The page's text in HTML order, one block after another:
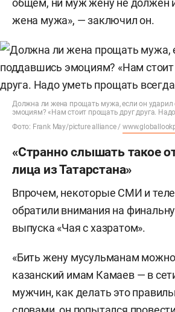
общем, ни муж жену не должен
жена мужа», — заключил он.
Должна ли жена прощать мужа, если он ударил
эмоциям? «Нам стоит прощать друг друга.
Фото: Frank May/picture alliance /
«Странно слышать такое
лица из Татарстана»
Впрочем, некоторые СМИ и
обратили внимания на
выпуска «Чая с хазратом».
«Бить жену мусульманам
казанский имам Камаев — в
мужчин, как делать это